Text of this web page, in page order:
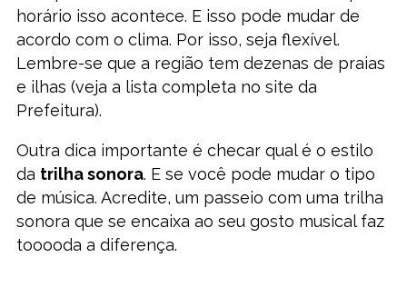
horário isso acontece. E isso pode mudar de
acordo com o clima. Por isso, seja flexível.
Lembre-se que a região tem dezenas de praias
e ilhas (veja a lista completa no site da
Prefeitura).
Outra dica importante é checar qual é o estilo
da trilha sonora. E se você pode mudar o tipo
de música. Acredite, um passeio com uma trilha
sonora que se encaixa ao seu gosto musical faz
tooooda a diferença.